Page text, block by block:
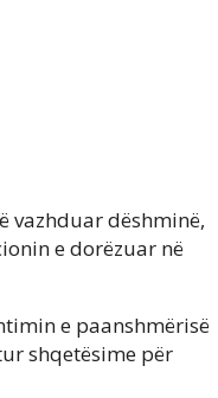
vazhduar dëshminë,
e dorëzuar në
e paanshmërisë
shqetësime për